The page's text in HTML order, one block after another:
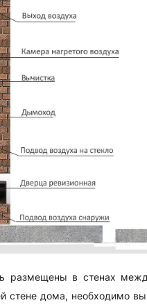
размещены в стенах
дома, необходимо